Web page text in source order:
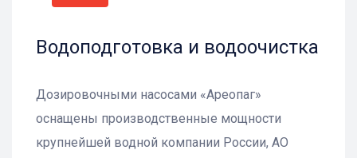
Водоподготовка и водоочистка
Дозировочными насосами «Ареопаг»
оснащены производственные мощности
крупнейшей водной компании России, АО